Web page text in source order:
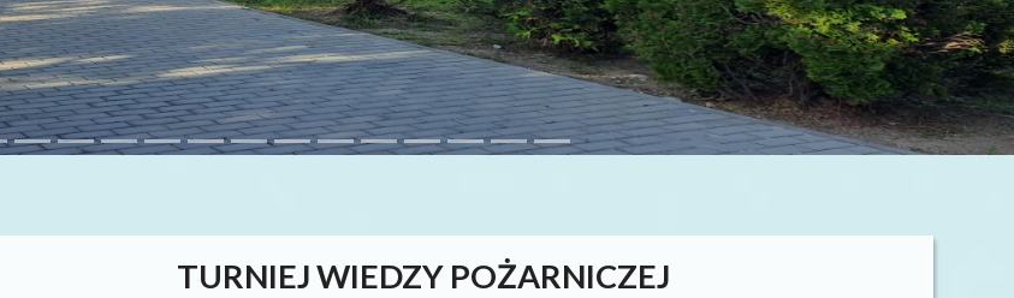
TURNIEJ WIEDZY POŻARNICZEJ